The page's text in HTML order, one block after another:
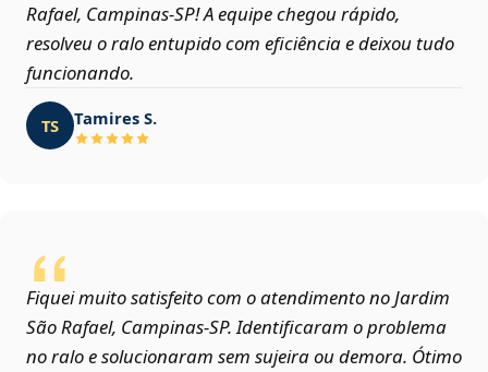
Rafael, Campinas‑SP! A equipe chegou rápido,
resolveu o ralo entupido com eficiência e deixou tudo
funcionando.
TS Tamires S.
Fiquei muito satisfeito com o atendimento no Jardim
São Rafael, Campinas‑SP. Identificaram o problema
no ralo e solucionaram sem sujeira ou demora. Ótimo